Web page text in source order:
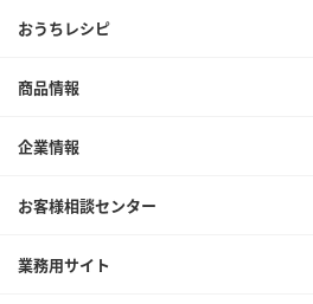
おうちレシピ
商品情報
企業情報
お客様相談センター
業務用サイト